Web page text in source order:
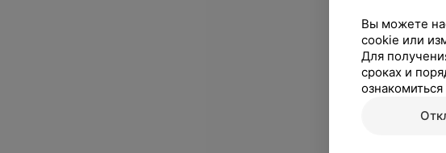
Вы можете
cookie или
Для
сроках и